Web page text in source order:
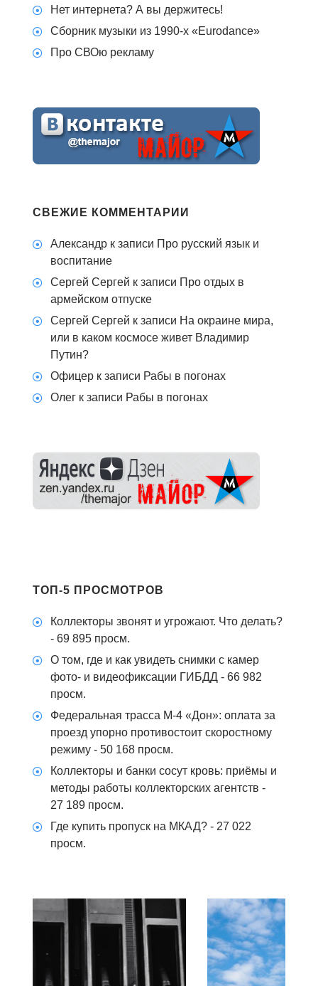
Нет интернета? А вы держитесь!
Сборник музыки из 1990-х «Eurodance»
Про СВОю рекламу
СВЕЖИЕ КОММЕНТАРИИ
Александр к записи Про русский язык и
воспитание
Сергей Сергей к записи Про отдых в
армейском отпуске
Сергей Сергей к записи На окраине мира,
или в каком космосе живет Владимир
Путин?
Офицер к записи Рабы в погонах
Олег к записи Рабы в погонах
ТОП-5 ПРОСМОТРОВ
Коллекторы звонят и угрожают. Что делать?
- 69 895 просм.
О том, где и как увидеть снимки с камер
фото- и видеофиксации ГИБДД - 66 982
просм.
Федеральная трасса М-4 «Дон»: оплата за
проезд упорно противостоит скоростному
режиму - 50 168 просм.
Коллекторы и банки сосут кровь: приёмы и
методы работы коллекторских агентств -
27 189 просм.
Где купить пропуск на МКАД? - 27 022
просм.